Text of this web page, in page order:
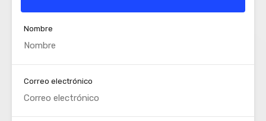
Nombre
Correo electrónico